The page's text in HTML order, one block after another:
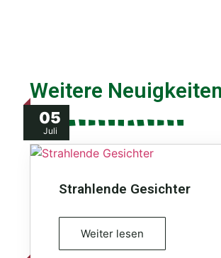
Weitere Neuigkeiten
05
Juli
Strahlende Gesichter
Weiter lesen